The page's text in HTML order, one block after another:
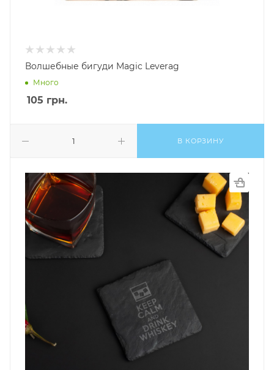
Волшебные бигуди Magic Leverag
Много
105 грн.
В КОРЗИНУ